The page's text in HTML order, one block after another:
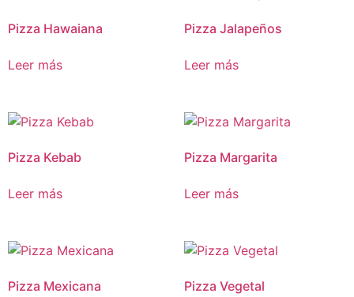
Pizza Hawaiana
Leer más
Pizza Jalapeños
Leer más
Pizza Kebab
Leer más
Pizza Margarita
Leer más
Pizza Mexicana Pizza Vegetal